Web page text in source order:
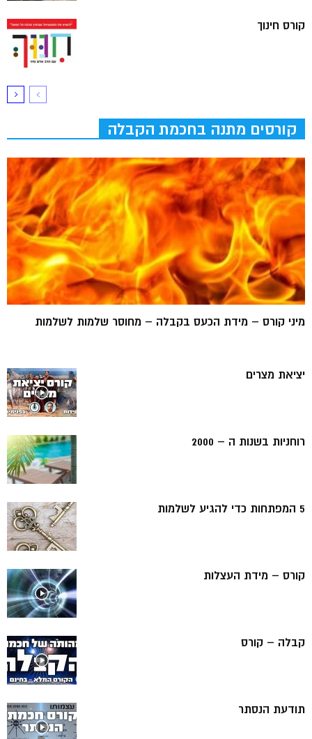
קורס חינוך
קורסים מתנה בחכמת הקבלה
מיני קורס – מידת הכעס בקבלה – מחוסר שלמות לשלמות
יציאת מצרים
רוחניות בשנות ה – 2000
5 המפתחות כדי להגיע לשלמות
קורס – מידת העצלות
קבלה – קורס
תודעת הנסתר